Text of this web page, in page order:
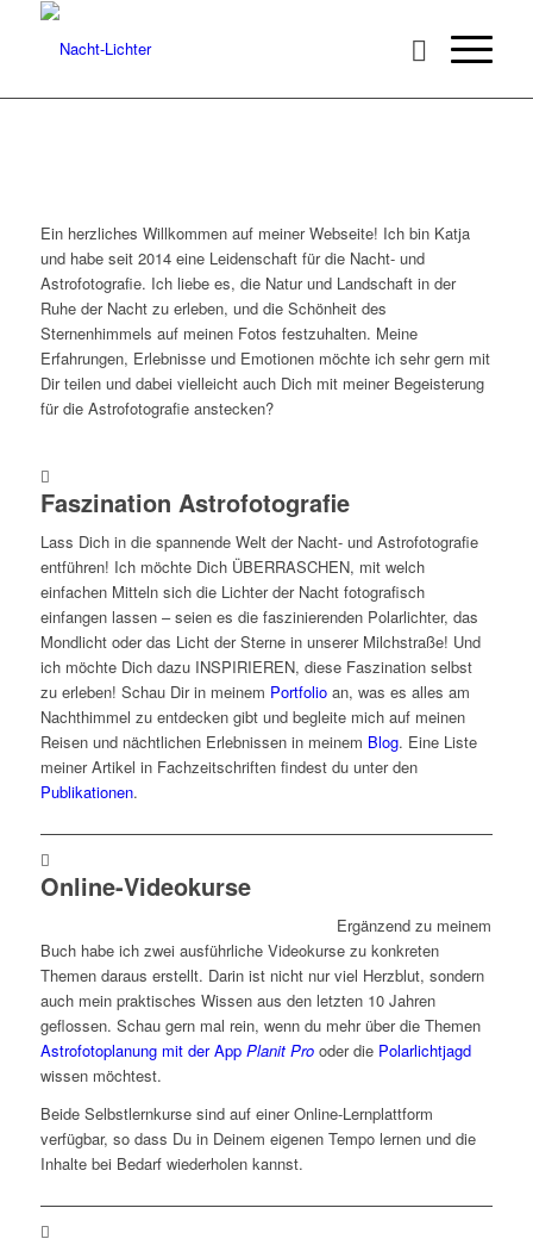
Ein herzliches Willkommen auf meiner Webseite! Ich bin Katja
und habe seit 2014 eine Leidenschaft für die Nacht- und
Astrofotografie. Ich liebe es, die Natur und Landschaft in der
Ruhe der Nacht zu erleben, und die Schönheit des
Sternenhimmels auf meinen Fotos festzuhalten. Meine
Erfahrungen, Erlebnisse und Emotionen möchte ich sehr gern mit
Dir teilen und dabei vielleicht auch Dich mit meiner Begeisterung
für die Astrofotografie anstecken?
Faszination Astrofotografie
Lass Dich in die spannende Welt der Nacht- und Astrofotografie
entführen! Ich möchte Dich ÜBERRASCHEN, mit welch
einfachen Mitteln sich die Lichter der Nacht fotografisch
einfangen lassen – seien es die faszinierenden Polarlichter, das
Mondlicht oder das Licht der Sterne in unserer Milchstraße! Und
ich möchte Dich dazu INSPIRIEREN, diese Faszination selbst
zu erleben! Schau Dir in meinem Portfolio an, was es alles am
Nachthimmel zu entdecken gibt und begleite mich auf meinen
Reisen und nächtlichen Erlebnissen in meinem Blog. Eine Liste
meiner Artikel in Fachzeitschriften findest du unter den
Publikationen.
Online-Videokurse
Ergänzend zu meinem
Buch habe ich zwei ausführliche Videokurse zu konkreten
Themen daraus erstellt. Darin ist nicht nur viel Herzblut, sondern
auch mein praktisches Wissen aus den letzten 10 Jahren
geflossen. Schau gern mal rein, wenn du mehr über die Themen
Astrofotoplanung mit der App Planit Prooder die Polarlichtjagd
wissen möchtest.
Beide Selbstlernkurse sind auf einer Online-Lernplattform
verfügbar, so dass Du in Deinem eigenen Tempo lernen und die
Inhalte bei Bedarf wiederholen kannst.